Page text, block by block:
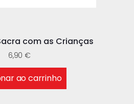
com as Crianças
6,90€
ao carrinho